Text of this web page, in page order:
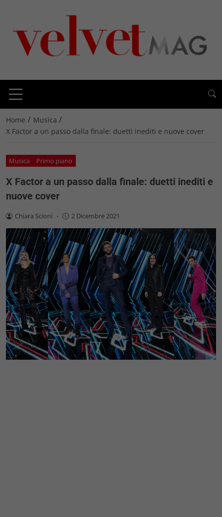
Home / Musica /
X Factor a un passo dalla finale: duetti inediti e nuove cover
Musica Primo piano
X Factor a un passo dalla finale: duetti inediti e
nuove cover
Chiara Scioni - 2 Dicembre 2021